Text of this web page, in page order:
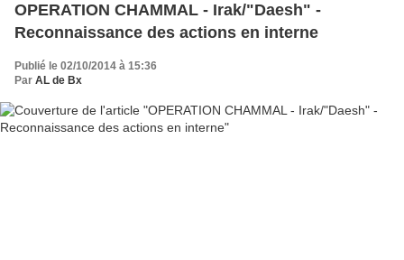
OPERATION CHAMMAL - Irak/"Daesh" -
Reconnaissance des actions en interne
Publié le 02/10/2014 à 15:36
Par AL de Bx